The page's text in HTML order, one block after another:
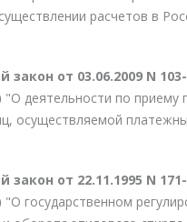
расчетов в
закон от 03.06.2009 N
"О деятельности по приему
осуществляемой
закон от 22.11.1995 N
"О государственном